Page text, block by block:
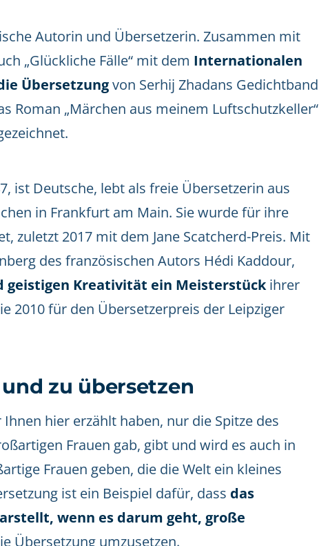
Autorin und Übersetzerin. Zusammen mit
„Glückliche Fälle“ mit dem Internationalen
Übersetzungvon Serhij Zhadans Gedichtband
Roman „Märchen aus meinem Luftschutzkeller“
ist Deutsche, lebt als freie Übersetzerin aus
in Frankfurt am Main. Sie wurde für ihre
zuletzt 2017 mit dem Jane Scatcherd-Preis. Mit
des französischen Autors Hédi Kaddour,
geistigen Kreativität ein Meisterstückihrer
2010 für den Übersetzerpreis der Leipziger
zu übersetzen
hier erzählt haben, nur die Spitze des
Frauen gab, gibt und wird es auch in
Frauen geben, die die Welt ein kleines
ist ein Beispiel dafür, dass das
wenn es darum geht, große
Übersetzung umzusetzen.